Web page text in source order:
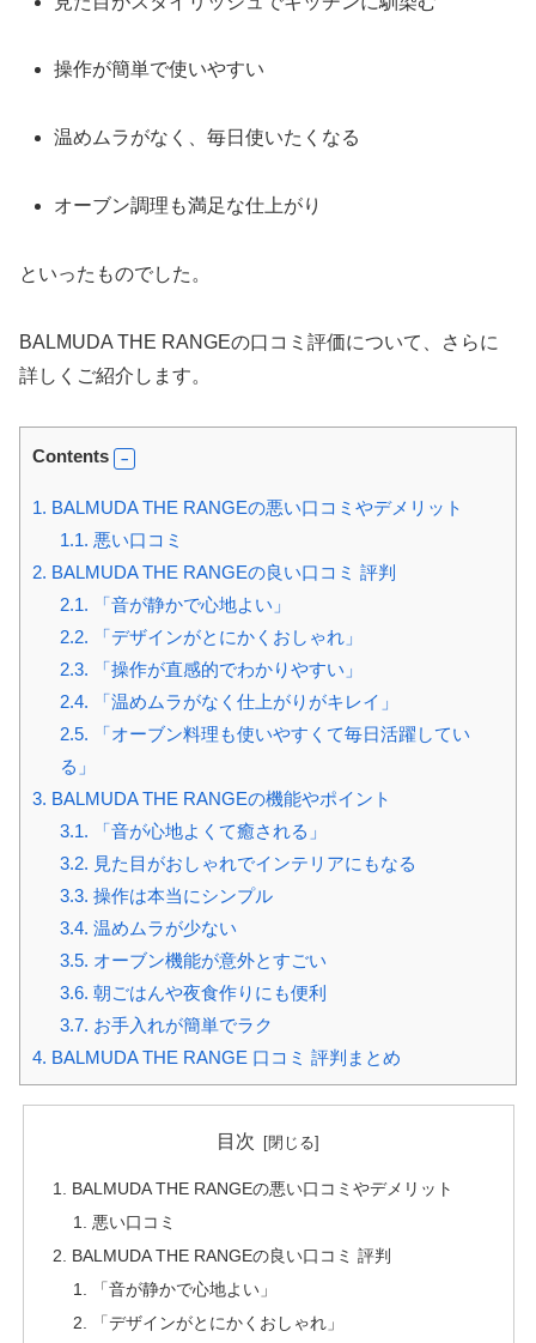
操作が簡単で使いやすい
温めムラがなく、毎日使いたくなる
オーブン調理も満足な仕上がり
といったものでした。
BALMUDA THE RANGEの口コミ評価について、さらに
詳しくご紹介します。
Contents
1. BALMUDA THE RANGEの悪い口コミやデメリット
1.1. 悪い口コミ
2. BALMUDA THE RANGEの良い口コミ 評判
2.1. 「音が静かで心地よい」
2.2. 「デザインがとにかくおしゃれ」
2.3. 「操作が直感的でわかりやすい」
2.4. 「温めムラがなく仕上がりがキレイ」
2.5. 「オーブン料理も使いやすくて毎日活躍してい
る」
3. BALMUDA THE RANGEの機能やポイント
3.1. 「音が心地よくて癒される」
3.2. 見た目がおしゃれでインテリアにもなる
3.3. 操作は本当にシンプル
3.4. 温めムラが少ない
3.5. オーブン機能が意外とすごい
3.6. 朝ごはんや夜食作りにも便利
3.7. お手入れが簡単でラク
4. BALMUDA THE RANGE 口コミ 評判まとめ
目次
BALMUDA THE RANGEの悪い口コミやデメリット
悪い口コミ
BALMUDA THE RANGEの良い口コミ 評判
「音が静かで心地よい」
「デザインがとにかくおしゃれ」